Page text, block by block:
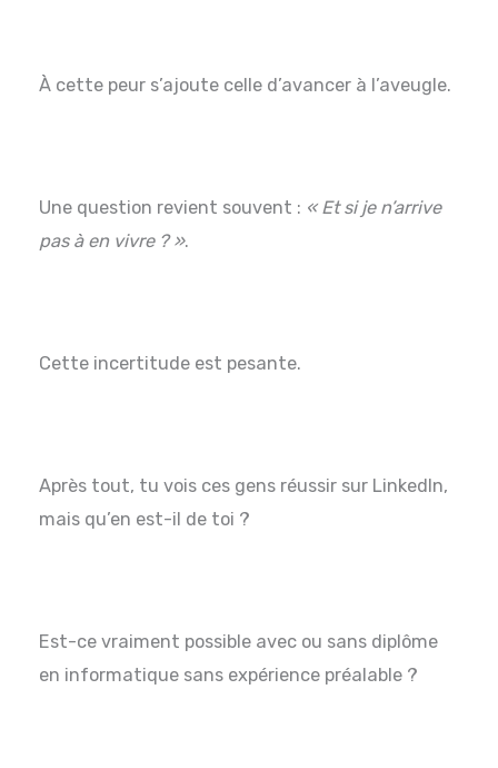
À cette peur s’ajoute celle d’avancer à l’aveugle.
Une question revient souvent : « Et si je n’arrive
pas à en vivre ? ».
Cette incertitude est pesante.
Après tout, tu vois ces gens réussir sur LinkedIn,
mais qu’en est-il de toi ?
Est-ce vraiment possible avec ou sans diplôme
en informatique sans expérience préalable ?